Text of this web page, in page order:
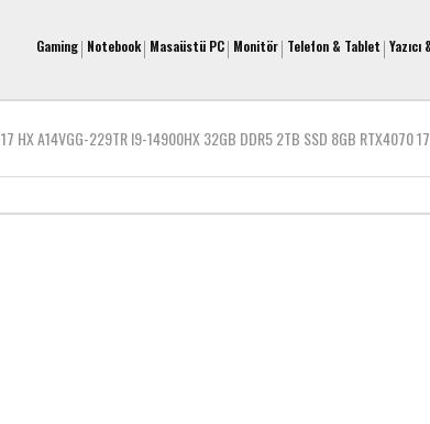
Gaming Notebook Masaüstü PC Monitör Telefon & Tablet
17 HX A14VGG-229TR I9-14900HX 32GB DDR5 2TB SSD 8GB RTX4070